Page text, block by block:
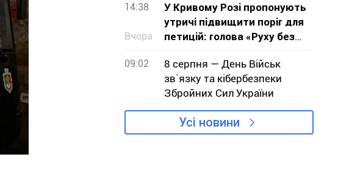
14:38
Вчора
У Кривому Розі пропонують
утричі підвищити поріг для
петицій: голова «Руху без
меж» звернувся до влади з
критикою проєкту
09:02
8 серпня — День Військ
зв`язку та кібербезпеки
Збройних Сил України
Усі новини